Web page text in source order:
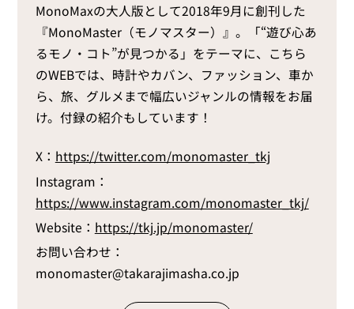
MonoMaxの大人版として2018年9月に創刊した
『MonoMaster（モノマスター）』。「“遊び心あ
るモノ・コト”が見つかる」をテーマに、こちら
のWEBでは、時計やカバン、ファッション、車か
ら、旅、グルメまで幅広いジャンルの情報をお届
け。付録の紹介もしています！
X： https://twitter.com/monomaster_tkj
Instagram：
https://www.instagram.com/monomaster_tkj/
Website： https://tkj.jp/monomaster/
お問い合わせ：
monomaster@takarajimasha.co.jp